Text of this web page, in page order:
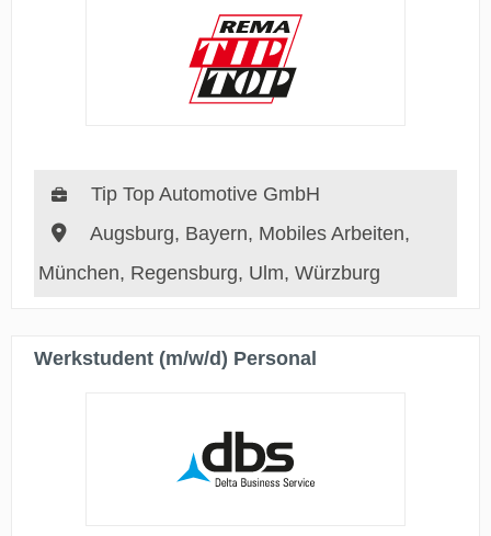
Tip Top Automotive GmbH
Augsburg, Bayern, Mobiles Arbeiten,
München, Regensburg, Ulm, Würzburg
Werkstudent (m/w/d) Personal